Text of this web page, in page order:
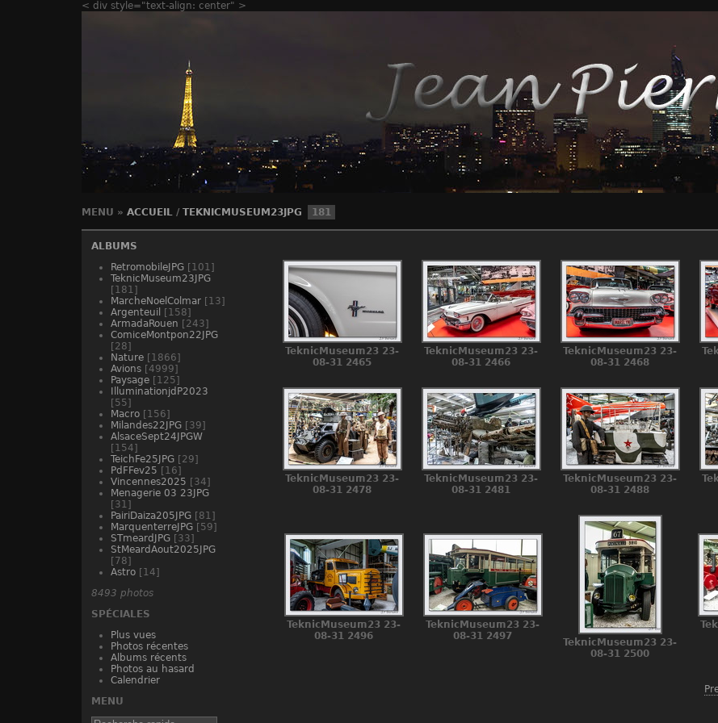
< div style="text-align: center" >
MENU » ACCUEIL/ TEKNICMUSEUM23JPG 181
ALBUMS
RetromobileJPG [101]
TeknicMuseum23JPG
[181]
MarcheNoelColmar [13]
Argenteuil
[158]
ArmadaRouen [243]
ComiceMontpon22JPG
[28]
Nature [1866]
Avions [4999]
Paysage [125]
IlluminationjdP2023
[55]
Macro [156]
Milandes22JPG [39]
AlsaceSept24JPGW
[154]
TeichFe25JPG [29]
PdFFev25 [16]
Vincennes2025 [34]
Menagerie 03 23JPG
[31]
PairiDaiza205JPG [81]
MarquenterreJPG [59]
STmeardJPG [33]
StMeardAout2025JPG
[78]
Astro [14]
8493 photos
SPÉCIALES
Plus vues
Photos récentes
Albums récents
Photos au hasard
Calendrier
MENU
TeknicMuseum23 23-
08-31 2465
TeknicMuseum23 23-
08-31 2466
TeknicMuseum23 23-
08-31 2468
TeknicMuseum23 23-
08-31 2478
TeknicMuseum23 23-
08-31 2481
TeknicMuseum23 23-
08-31 2488
TeknicMuseum23 23-
08-31 2496
TeknicMuseum23 23-
08-31 2497
TeknicMuseum23 23-
08-31 2500